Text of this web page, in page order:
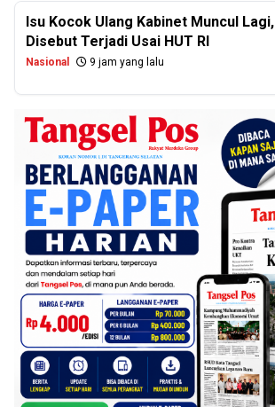
Isu Kocok Ulang Kabinet Muncul Lagi,
Disebut Terjadi Usai HUT RI
Nasional 9 jam yang lalu